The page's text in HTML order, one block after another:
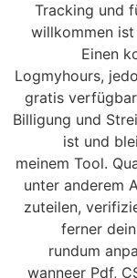
Tracking und
willkommen
Einen
Logmyhours,
gratis
Billigung und
ist und
meinem Tool.
unter anderem
zuteilen,
ferner
rundum
wanneer Pdf,